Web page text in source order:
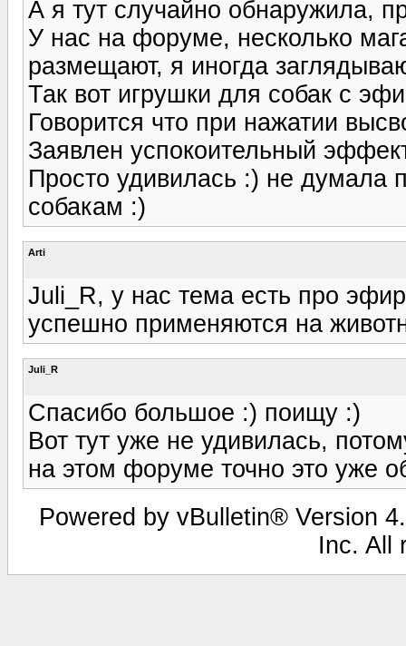
А я тут случайно обнаружила,
У нас на форуме, несколько
размещают, я иногда
Так вот игрушки для собак с
Говорится что при нажатии
Заявлен успокоительный
Просто удивилась :) не думала
собакам :)
Arti
Juli_R, у нас тема есть про
успешно применяются на
Juli_R
Спасибо большое :) поищу :)
Вот тут уже не удивилась,
на этом форуме точно это уже
Powered by vBulletin® Version
Inc. All